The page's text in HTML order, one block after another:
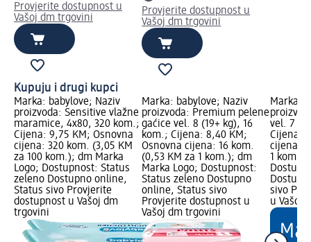
Provjerite dostupnost u
Vašoj dm trgovini
Provjerite dostupnost u
Vašoj dm trgovini
Kupuju i drugi kupci
Marka: babylove; Naziv
proizvoda: Sensitive vlažne
maramice, 4x80, 320 kom.;
Cijena: 9,75 KM; Osnovna
cijena: 320 kom. (3,05 KM
za 100 kom.); dm Marka
Logo; Dostupnost: Status
zeleno Dostupno online,
Status sivo Provjerite
dostupnost u Vašoj dm
trgovini
Marka: babylove; Naziv
proizvoda: Premium pelene
gaćice vel. 8 (19+ kg), 16
kom.; Cijena: 8,40 KM;
Osnovna cijena: 16 kom.
(0,53 KM za 1 kom.); dm
Marka Logo; Dostupnost:
Status zeleno Dostupno
online, Status sivo
Provjerite dostupnost u
Vašoj dm trgovini
Marka:
vel. 7
Cijena:
cijena:
1 kom.);
sivo
u Vašoj